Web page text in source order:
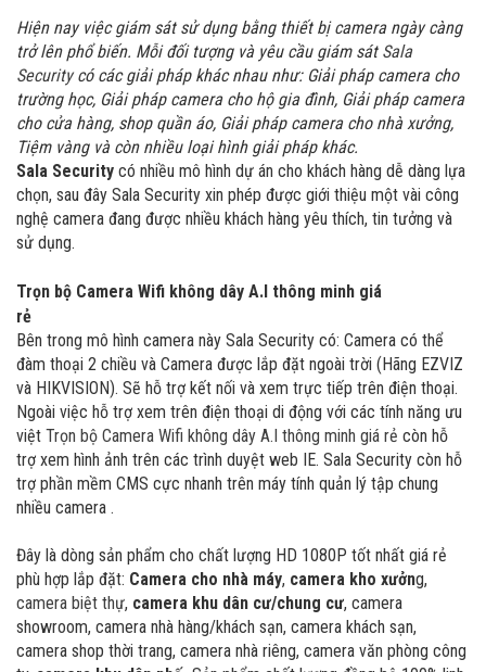
Hiện nay việc giám sát sử dụng bằng thiết bị camera ngày càng
trở lên phổ biến. Mỗi đối tượng và yêu cầu giám sát Sala
Securitycó các giải pháp khác nhau như: Giải pháp camera cho
trường học, Giải pháp camera cho hộ gia đình, Giải pháp camera
cho cửa hàng, shop quần áo, Giải pháp camera cho nhà xưởng,
Tiệm vàng và còn nhiều loại hình giải pháp khác.
Sala Security có nhiều mô hình dự án cho khách hàng dễ dàng lựa
chọn, sau đây Sala Security xin phép được giới thiệu một vài công
nghệ camera đang được nhiều khách hàng yêu thích, tin tưởng và
sử dụng.
Trọn bộ Camera Wifi không dây A.I thông minh giá
rẻ
Bên trong mô hình camera này Sala Security có: Camera có thể
đàm thoại 2 chiều và Camera được lắp đặt ngoài trời (Hãng EZVIZ
và HIKVISION). Sẽ hỗ trợ kết nối và xem trực tiếp trên điện thoại.
Ngoài việc hỗ trợ xem trên điện thoại di động với các tính năng ưu
việt Trọn bộ Camera Wifi không dây A.I thông minh giá rẻ còn hỗ
trợ xem hình ảnh trên các trình duyệt web IE. Sala Security còn hỗ
trợ phần mềm CMS cực nhanh trên máy tính quản lý tập chung
nhiều camera .
Đây là dòng sản phẩm cho chất lượng HD 1080P tốt nhất giá rẻ
phù hợp lắp đặt: Camera cho nhà máy, camera kho xưởng,
camera biệt thự, camera khu dân cư/chung cư, camera
showroom, camera nhà hàng/khách sạn, camera khách sạn,
camera shop thời trang, camera nhà riêng, camera văn phòng công